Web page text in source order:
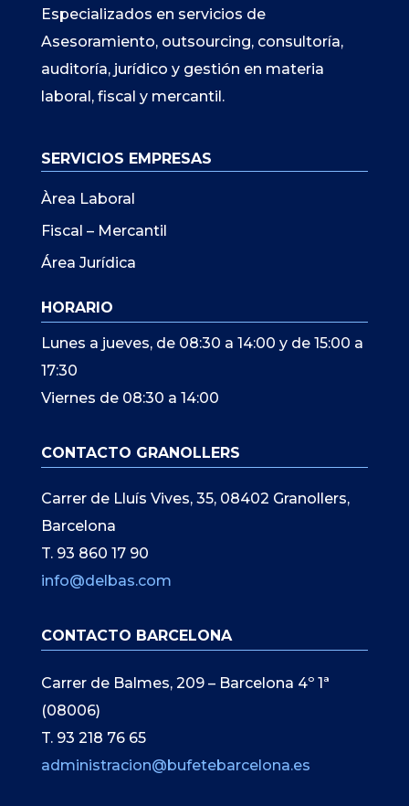
Especializados en servicios de
Asesoramiento, outsourcing, consultoría,
auditoría, jurídico y gestión en materia
laboral, fiscal y mercantil.
SERVICIOS EMPRESAS
Àrea Laboral
Fiscal – Mercantil
Área Jurídica
HORARIO
Lunes a jueves, de 08:30 a 14:00 y de 15:00 a
17:30
Viernes de 08:30 a 14:00
CONTACTO GRANOLLERS
Carrer de Lluís Vives, 35, 08402 Granollers,
Barcelona
T. 93 860 17 90
info@delbas.com
CONTACTO BARCELONA
Carrer de Balmes, 209 – Barcelona 4º 1ª
(08006)
T. 93 218 76 65
administracion@bufetebarcelona.es